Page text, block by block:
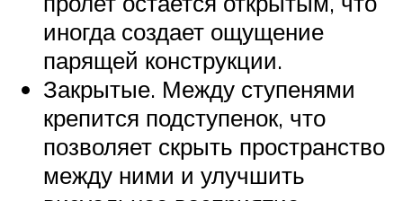
иногда создает ощущение
парящей конструкции.
Закрытые. Между ступенями
крепится подступенок, что
позволяет скрыть пространство
между ними и улучшить